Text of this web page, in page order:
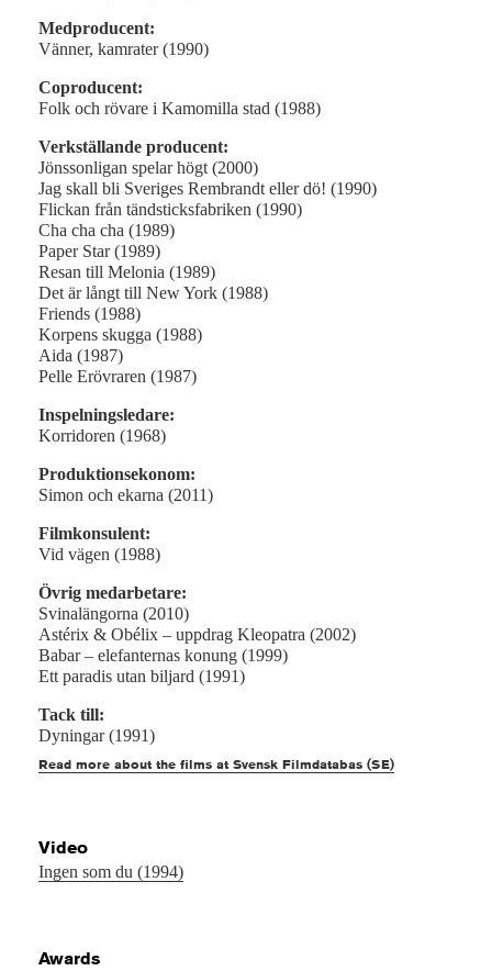
Medproducent:
Vänner, kamrater (1990)
Coproducent:
Folk och rövare i Kamomilla stad (1988)
Verkställande producent:
Jönssonligan spelar högt (2000)
Jag skall bli Sveriges Rembrandt eller dö! (1990)
Flickan från tändsticksfabriken (1990)
Cha cha cha (1989)
Paper Star (1989)
Resan till Melonia (1989)
Det är långt till New York (1988)
Friends (1988)
Korpens skugga (1988)
Aida (1987)
Pelle Erövraren (1987)
Inspelningsledare:
Korridoren (1968)
Produktionsekonom:
Simon och ekarna (2011)
Filmkonsulent:
Vid vägen (1988)
Övrig medarbetare:
Svinalängorna (2010)
Astérix & Obélix – uppdrag Kleopatra (2002)
Babar – elefanternas konung (1999)
Ett paradis utan biljard (1991)
Tack till:
Dyningar (1991)
Read more about the films at Svensk Filmdatabas (SE)
Video
Ingen som du (1994)
Awards